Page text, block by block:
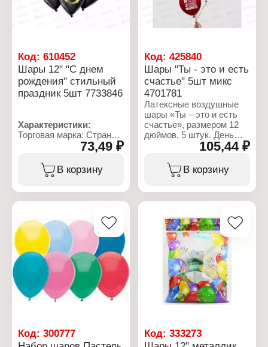
Код: 610452
Шары 12" "С днем
рождения" стильный
праздник 5шт 7733846
Характеристики:
Торговая марка: Страна
Тип товара: Воздушные
Материал: латекс
Цветовая гамма: микс
Упаковка: в пакете
Размер упаковки:
16х9х0,5 см
73,49 ₽
В корзину
Код:425840
Шары "Ты - это и есть
счастье" 5шт микс
4701781
Латексные воздушные
шары «Ты – это и есть
счастье», размером 12
дюймов, 5 штук. День
рождения - праздник
детства. В такой день
даже самый взрослый
человек хочет
восторгом вам помогут
воздушные шары.
Наполните их гелием или
воздухом, раскидайте по
полу или отправьтете
под потолок с красиво
свисающими
ленточками. В набор
входят шары с
надписями: умная
скромная, счастье
внутри тебя и это твой
105,44 ₽
В корзину
Код: 300777
Код:333273